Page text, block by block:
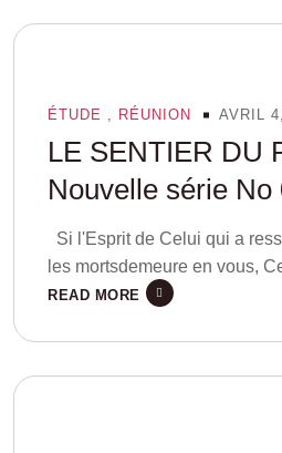
ÉTUDE , RÉUNION AVRIL
LE SENTIER DU
Nouvelle série No
2024
Si l'Esprit de Celui qui a
les mortsdemeure en vous,
READ MORE